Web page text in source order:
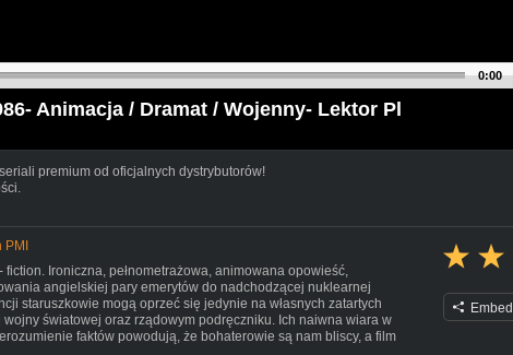
0:00
Animacja / Dramat / Wojenny- Lektor Pl
premium od oficjalnych dystrybutorów!
PMI
Ironiczna, pełnometrażowa, animowana opowieść,
angielskiej pary emerytów do nadchodzącej nuklearnej
staruszkowie mogą oprzeć się jedynie na własnych zatartych
światowej oraz rządowym podręczniku. Ich naiwna wiara w
faktów powodują, że bohaterowie są nam bliscy, a film
Embed